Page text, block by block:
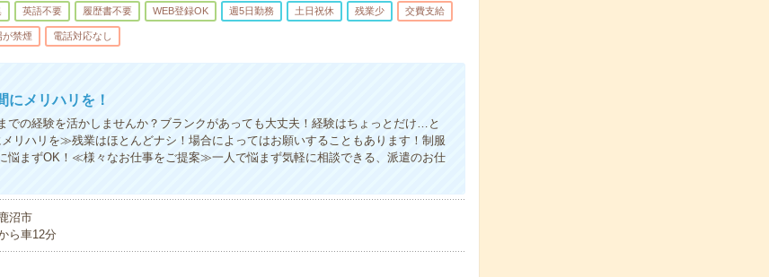
英語不要 履歴書不要 WEB登録OK 週5日勤務 土日祝休 残業少 交費支給
が禁煙 電話対応なし
にメリハリを！
の経験を活かしませんか？ブランクがあっても大丈夫！経験はちょっとだけ…と
リハリを≫残業はほとんどナシ！場合によってはお願いすることもあります！制服
悩まずOK！≪様々なお仕事をご提案≫一人で悩まず気軽に相談できる、派遣のお仕
沼市
ら車12分